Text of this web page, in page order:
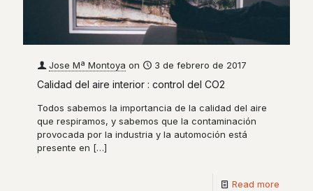
Jose Mª Montoya on 3 de febrero de 2017
Calidad del aire interior : control del CO2
Todos sabemos la importancia de la calidad del aire
que respiramos, y sabemos que la contaminación
provocada por la industria y la automoción está
presente en […]
Read more